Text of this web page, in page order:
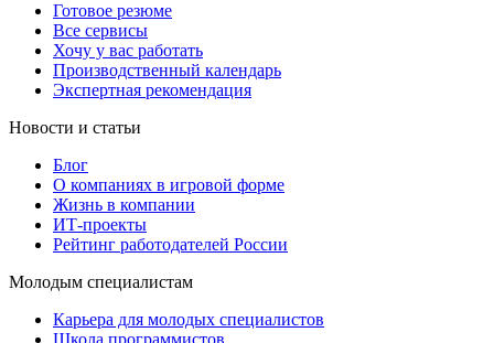
Готовое резюме
Все сервисы
Хочу у вас работать
Производственный календарь
Экспертная рекомендация
Новости и статьи
Блог
О компаниях в игровой форме
Жизнь в компании
ИТ-проекты
Рейтинг работодателей России
Молодым специалистам
Карьера для молодых специалистов